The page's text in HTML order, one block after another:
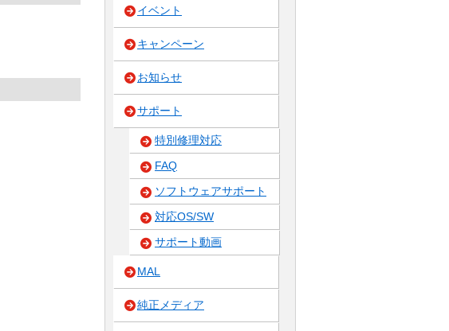
イベント
キャンペーン
お知らせ
サポート
特別修理対応
FAQ
ソフトウェアサポート
対応OS/SW
サポート動画
MAL
純正メディア